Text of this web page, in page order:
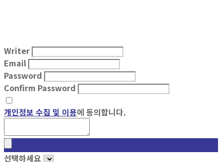
Writer
Email
Password
Confirm Password
개인정보 수집 및 이용에 동의합니다.
선택하세요